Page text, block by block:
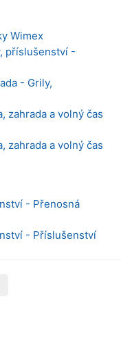
Wimex
příslušenství -
- Grily,
zahrada a volný čas
zahrada a volný čas
- Přenosná
- Příslušenství